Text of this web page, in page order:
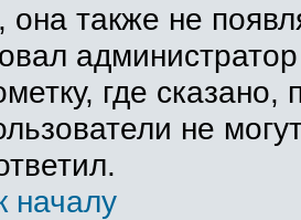
она также не
где
не
началу